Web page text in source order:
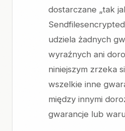
dostarczane „tak
udziela żadnych
wyraźnych ani
niniejszym zrzeka
wszelkie inne
między innymi
gwarancje lub